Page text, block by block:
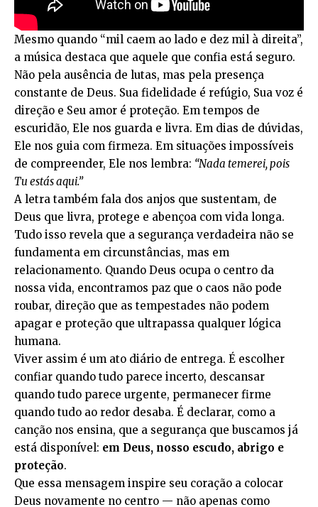
Mesmo quando “mil caem ao lado e dez mil à direita”,
a música destaca que aquele que confia está seguro.
Não pela ausência de lutas, mas pela presença
constante de Deus. Sua fidelidade é refúgio, Sua voz é
direção e Seu amor é proteção. Em tempos de
escuridão, Ele nos guarda e livra. Em dias de dúvidas,
Ele nos guia com firmeza. Em situações impossíveis
de compreender, Ele nos lembra: “Nada temerei, pois
Tu estás aqui.”
A letra também fala dos anjos que sustentam, de
Deus que livra, protege e abençoa com vida longa.
Tudo isso revela que a segurança verdadeira não se
fundamenta em circunstâncias, mas em
relacionamento. Quando Deus ocupa o centro da
nossa vida, encontramos paz que o caos não pode
roubar, direção que as tempestades não podem
apagar e proteção que ultrapassa qualquer lógica
humana.
Viver assim é um ato diário de entrega. É escolher
confiar quando tudo parece incerto, descansar
quando tudo parece urgente, permanecer firme
quando tudo ao redor desaba. É declarar, como a
canção nos ensina, que a segurança que buscamos já
está disponível: em Deus, nosso escudo, abrigo e
proteção.
Que essa mensagem inspire seu coração a colocar
Deus novamente no centro — não apenas como